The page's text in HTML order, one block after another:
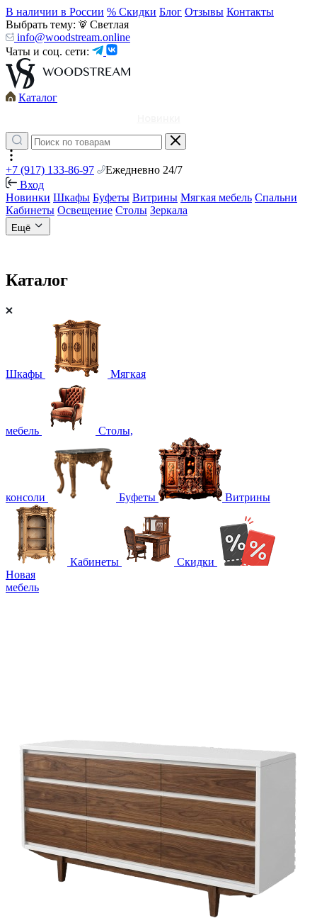
В наличии в России % Скидки Блог Отзывы Контакты
Выбрать тему:
Светлая
info@woodstream.online
Чаты и соц. сети:
Каталог
+7 (917) 133-86-97
Ежедневно 24/7
Вход
Новинки Шкафы Буфеты Витрины Мягкая мебель Спальни
Кабинеты Освещение Столы Зеркала
Ещё
Каталог
Шкафы Мягкая
мебель Столы,
консоли Буфеты Витрины
Кабинеты
Скидки
Новая
мебель